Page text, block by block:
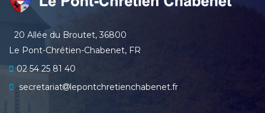
20 Allée du Broutet, 36800
Le Pont-Chrétien-Chabenet, FR
02 54 25 81 40
secretariat
lepontchretienchabenet.fr